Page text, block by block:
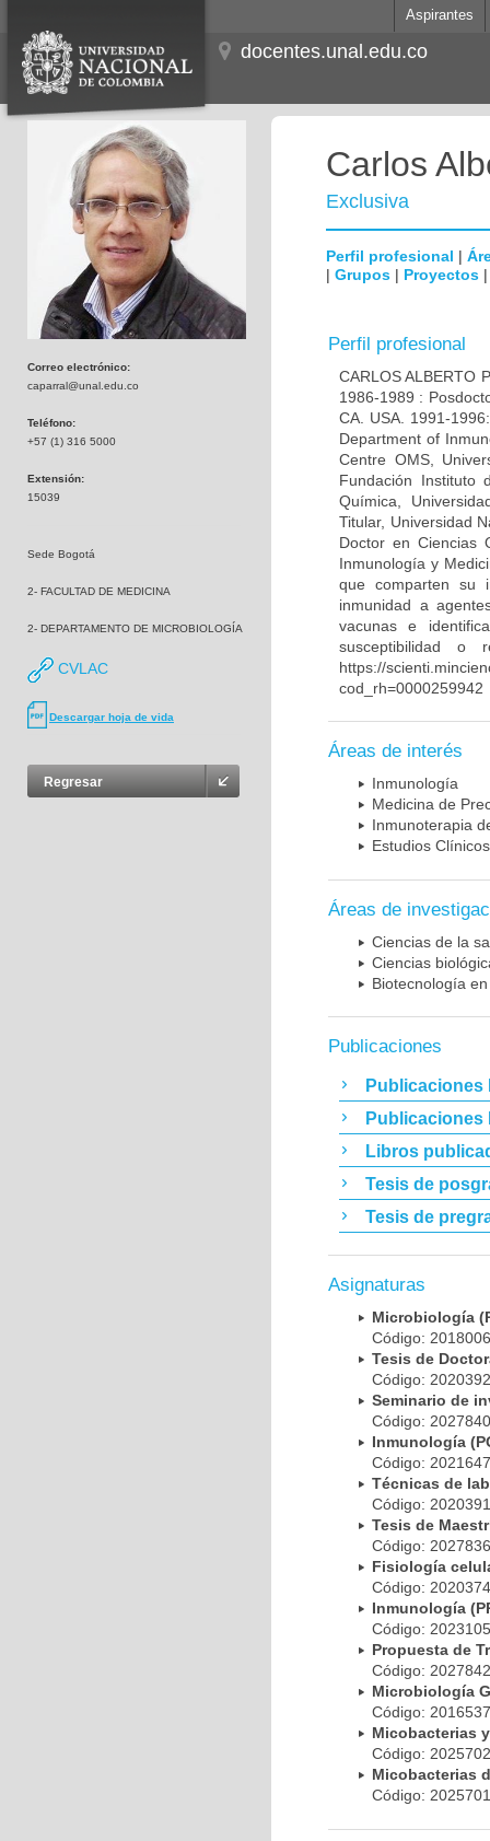
Aspirantes
docentes.unal.edu.co
Correo electrónico:
caparral@unal.edu.co
Teléfono:
+57 (1) 316 5000
Extensión:
15039
Sede Bogotá
2- FACULTAD DE MEDICINA
2- DEPARTAMENTO DE MICROBIOLOGÍA
CVLAC
Descargar hoja de vida
Regresar
Carlos
Exclusiva
Perfil profesional |
| Grupos | Proyectos
Perfil profesional
CARLOS ALBERTO
1986-1989 :
CA. USA. 1991-
Department of
Centre OMS,
Fundación Instituto
Química,
Titular, Universidad
Doctor en Ciencias
Inmunología y
que comparten su
inmunidad a
vacunas e
susceptibilidad o
https://
cod_rh=0000259942
Áreas de interés
Inmunología
Medicina de
Inmunoterapia
Estudios Clínicos
Áreas de
Ciencias de la
Ciencias
Biotecnología
Publicaciones
Publicaciones
Publicaciones
Libros
Tesis de
Tesis de
Asignaturas
Microbiología
Código:
Tesis de
Código:
Seminario de
Código:
Inmunología
Código:
Técnicas de
Código:
Tesis de
Código:
Fisiología
Código:
Inmunología
Código:
Propuesta de
Código:
Microbiología
Código:
Micobacterias
Código:
Micobacterias
Código: